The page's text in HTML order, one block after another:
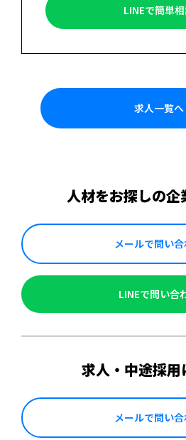
LINEで簡単
求人一覧へ
人材をお探しの企
メールで問い
LINEで問い合
求人・中途採用
メールで問い